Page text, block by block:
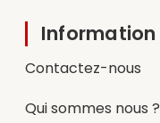
Information
Contactez-nous
Qui sommes nous ?